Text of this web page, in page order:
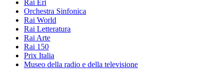
Rai Eri
Orchestra Sinfonica
Rai World
Rai Letteratura
Rai Arte
Rai 150
Prix Italia
Museo della radio e della televisione